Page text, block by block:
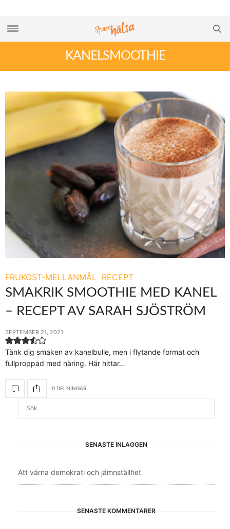
KANELSMOOTHIE
FRUKOST-MELLANMÅL RECEPT
SMAKRIK SMOOTHIE MED KANEL
– RECEPT AV SARAH SJÖSTRÖM
SEPTEMBER 21, 2021
Tänk dig smaken av kanelbulle, men i flytande format och
fullproppad med näring. Här hittar…
0 DELNINGAR
SENASTE INLÄGGEN
Att värna demokrati och jämnställhet
SENASTE KOMMENTARER